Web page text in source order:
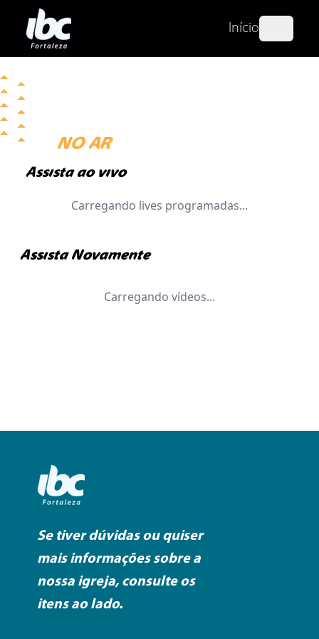
Início
NO AR
Assista ao vivo
Carregando lives programadas...
Assista Novamente
Carregando vídeos...
Se tiver dúvidas ou quiser
mais informações sobre a
nossa igreja, consulte os
itens ao lado.